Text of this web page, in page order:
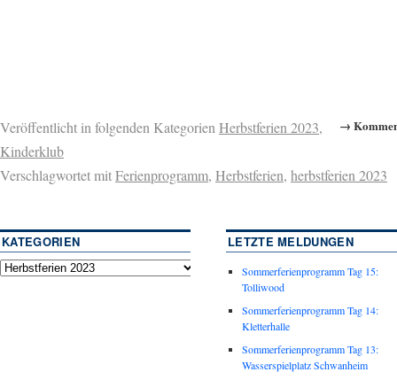
→
Veröffentlicht in folgenden KategorienHerbstferien 2023,
Kinderklub
Verschlagwortet mitFerienprogramm, Herbstferien, herbstferien 2023
KATEGORIEN LETZTE MELDUNGEN
Sommerferienprogramm Tag 15:
Tolliwood
Sommerferienprogramm Tag 14:
Kletterhalle
Sommerferienprogramm Tag 13:
Wasserspielplatz Schwanheim